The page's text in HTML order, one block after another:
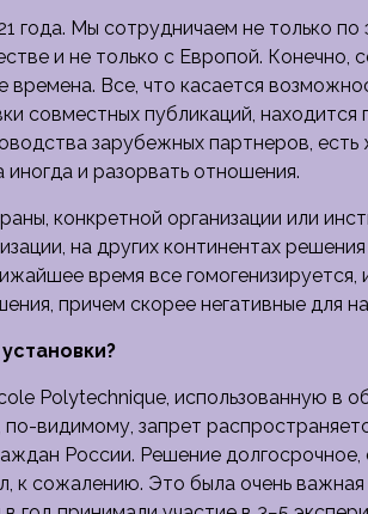
года. Мы сотрудничаем не только
и не только с Европой. Конечно,
времена. Все, что касается
совместных публикаций,
зарубежных партнеров,
и разорвать отношения.
конкретной организации или
на других континентах
время все
причем скорее негативные для
Polytechnique, использованную в
видимому, запрет
России. Решение долгосрочное,
к сожалению. Это была очень важная